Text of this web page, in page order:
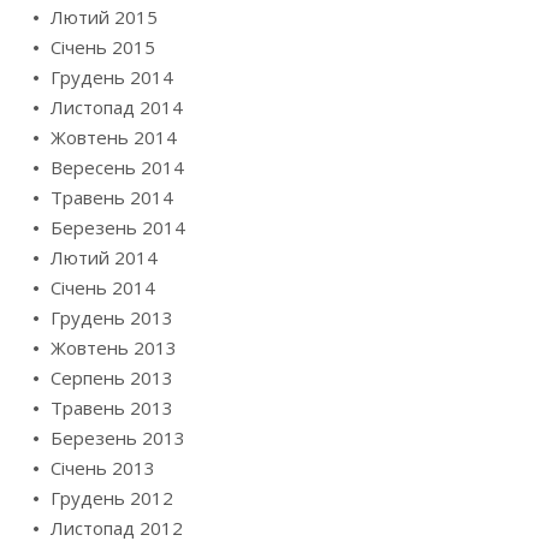
Лютий 2015
Січень 2015
Грудень 2014
Листопад 2014
Жовтень 2014
Вересень 2014
Травень 2014
Березень 2014
Лютий 2014
Січень 2014
Грудень 2013
Жовтень 2013
Серпень 2013
Травень 2013
Березень 2013
Січень 2013
Грудень 2012
Листопад 2012